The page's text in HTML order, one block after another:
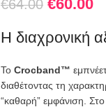
€64.00 €60.00
Η διαχρονική
Το Crocband™
διαθέτοντας τη
“καθαρή” εμφάνιση.